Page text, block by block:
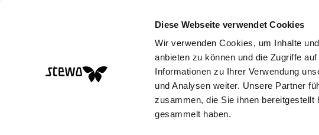
Diese Webseite verwendet Cookies
Wir verwenden Cookies, um Inhalte
anbieten zu können und die Zugriffe
Informationen zu Ihrer Verwendung
und Analysen weiter. Unsere Partner
zusammen, die Sie ihnen
gesammelt haben.